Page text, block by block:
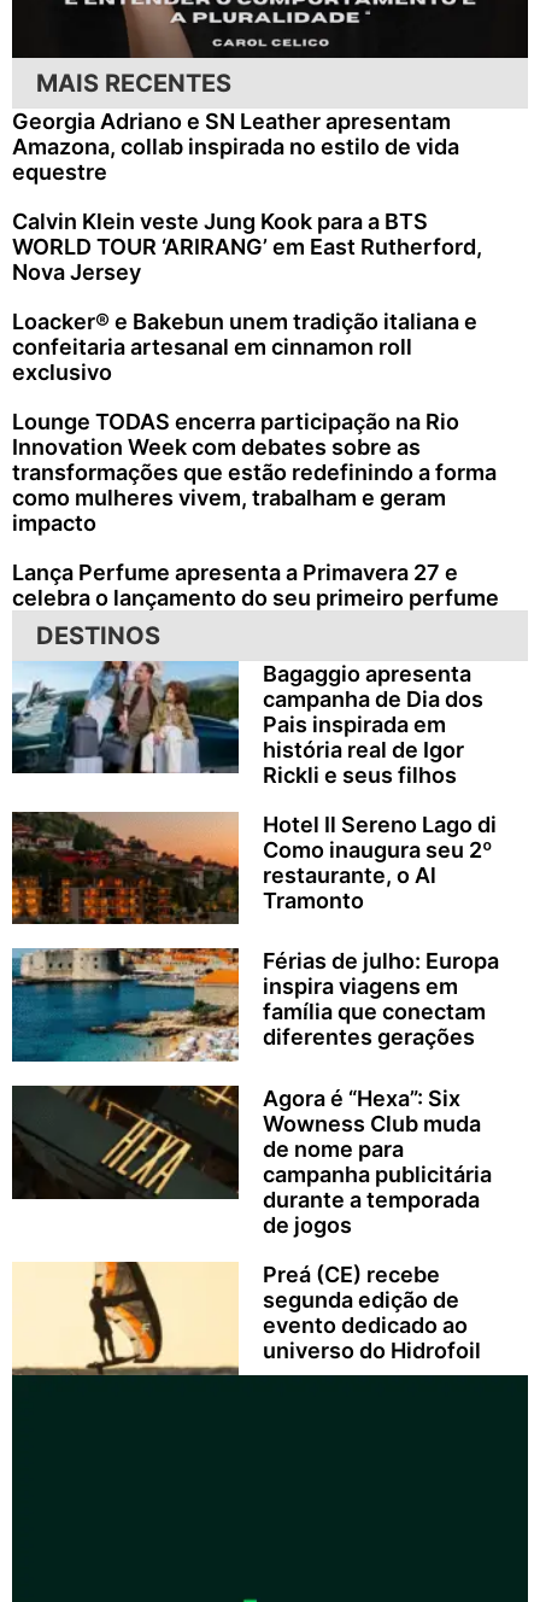
MAIS RECENTES
Georgia Adriano e SN Leather apresentam
Amazona, collab inspirada no estilo de vida
equestre
Calvin Klein veste Jung Kook para a BTS
WORLD TOUR ‘ARIRANG’ em East Rutherford,
Nova Jersey
Loacker® e Bakebun unem tradição italiana e
confeitaria artesanal em cinnamon roll
exclusivo
Lounge TODAS encerra participação na Rio
Innovation Week com debates sobre as
transformações que estão redefinindo a forma
como mulheres vivem, trabalham e geram
impacto
Lança Perfume apresenta a Primavera 27 e
celebra o lançamento do seu primeiro perfume
DESTINOS
Bagaggio apresenta
campanha de Dia dos
Pais inspirada em
história real de Igor
Rickli e seus filhos
Hotel Il Sereno Lago di
Como inaugura seu 2º
restaurante, o Al
Tramonto
Férias de julho: Europa
inspira viagens em
família que conectam
diferentes gerações
Agora é “Hexa”: Six
Wowness Club muda
de nome para
campanha publicitária
durante a temporada
de jogos
Preá (CE) recebe
segunda edição de
evento dedicado ao
universo do Hidrofoil